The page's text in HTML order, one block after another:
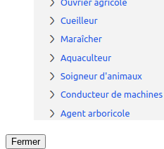
Fermer